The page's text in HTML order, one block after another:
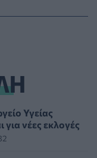
του Spider-Man
Υγείας
για νέες εκλογές